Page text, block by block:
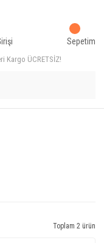
Kargo ÜCRETSİZ!
Sepetim
Toplam 2 ürün